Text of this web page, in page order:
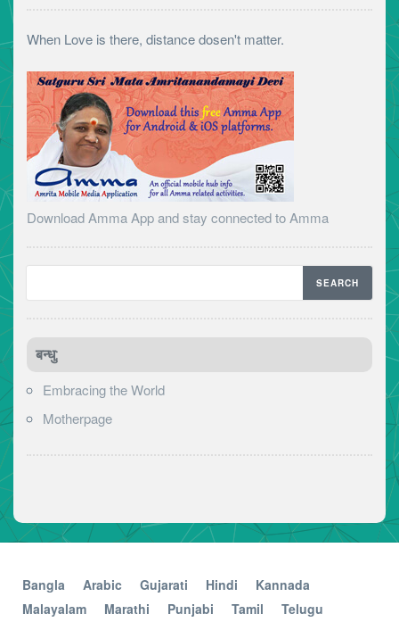
When Love is there, distance dosen't matter.
Download Amma App and stay connected to Amma
बन्धु:
Embracing the World
Motherpage
Bangla Arabic Gujarati Hindi
Kannada
Malayalam
Marathi Punjabi Tamil Telugu